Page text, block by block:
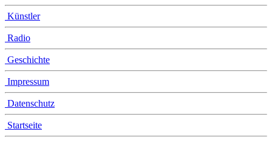
Künstler
Radio
Geschichte
Impressum
Datenschutz
Startseite